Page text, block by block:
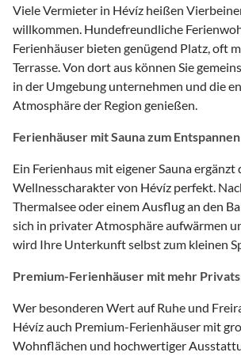
Viele Vermieter in Hévíz heißen
willkommen. Hundefreundliche
Ferienhäuser bieten genügend Platz, oft
Terrasse. Von dort aus können Sie
in der Umgebung unternehmen und die
Atmosphäre der Region genießen.
Ferienhäuser mit Sauna zum Entspannen
Ein Ferienhaus mit eigener Sauna ergänzt
Wellnesscharakter von Hévíz perfekt.
Thermalsee oder einem Ausflug an den
sich in privater Atmosphäre aufwärmen
wird Ihre Unterkunft selbst zum kleinen
Premium-Ferienhäuser mit mehr
Wer besonderen Wert auf Ruhe und
Hévíz auch Premium-Ferienhäuser mit
Wohnflächen und hochwertiger